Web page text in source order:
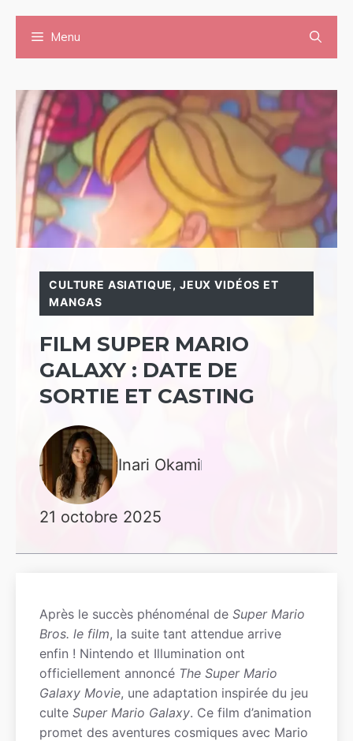
Menu
CULTURE ASIATIQUE, JEUX VIDÉOS ET
MANGAS
FILM SUPER MARIO
GALAXY : DATE DE
SORTIE ET CASTING
Inari Okami
21 octobre 2025
Après le succès phénoménal de Super Mario
Bros. le film, la suite tant attendue arrive
enfin ! Nintendo et Illumination ont
officiellement annoncé The Super Mario
Galaxy Movie, une adaptation inspirée du jeu
culte Super Mario Galaxy. Ce film d’animation
promet des aventures cosmiques avec Mario